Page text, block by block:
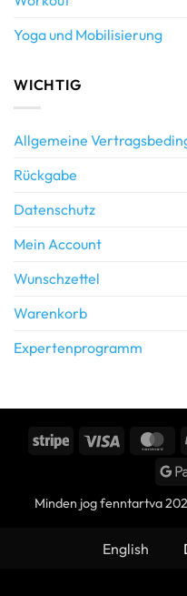
Yoga und Mobilisierung
WICHTIG
Allgemeine
Rückgabe
Datenschutz
Mein Account
Wunschzettel
Warenkorb
Expertenprogramm
Stripe Visa
Minden jog fenntartva
English